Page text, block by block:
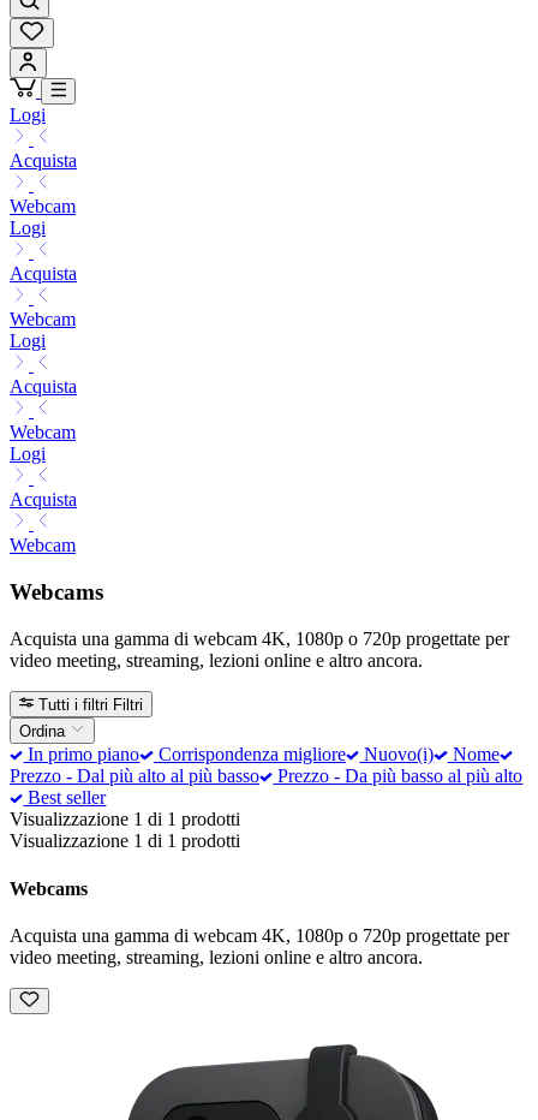
Logi
Acquista
Webcam
Logi
Acquista
Webcam
Logi
Acquista
Webcam
Logi
Acquista
Webcam
Webcams
Acquista una gamma di webcam 4K, 1080p o 720p progettate per
video meeting, streaming, lezioni online e altro ancora.
Tutti i filtri Filtri
Ordina
In primo piano Corrispondenza migliore Nuovo(i)
Nome
Prezzo - Dal più alto al più basso
Prezzo - Da più basso al più alto
Best seller
Visualizzazione 1 di 1 prodotti
Visualizzazione 1 di 1 prodotti
Webcams
Acquista una gamma di webcam 4K, 1080p o 720p progettate per
video meeting, streaming, lezioni online e altro ancora.